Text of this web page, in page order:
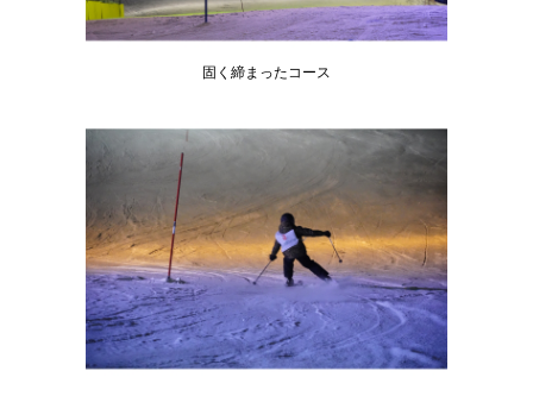
固く締まったコース